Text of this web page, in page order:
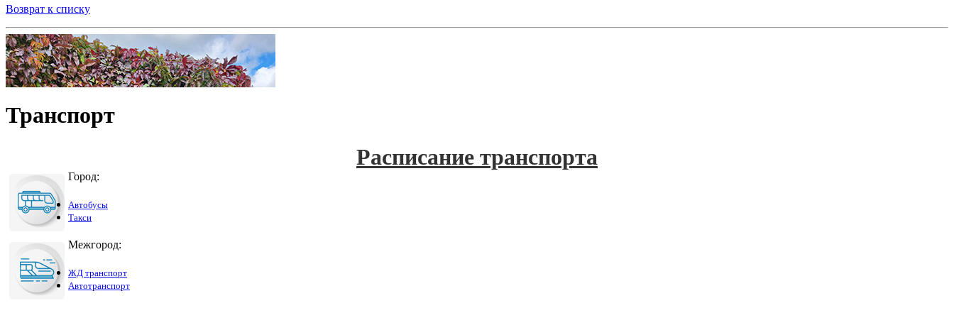
Возврат к списку
Транспорт
Расписание транспорта
Город:
Автобусы
Такси
Межгород:
ЖД транспорт
Автотранспорт